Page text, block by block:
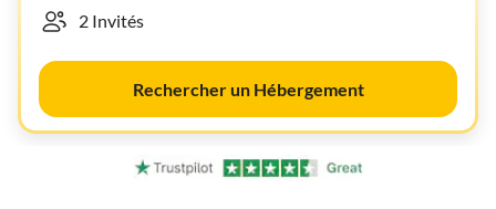
Rechercher un Hébergement